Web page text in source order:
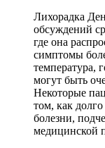
Лихорадка
обсуждений
где она
симптомы
температура,
могут быть
Некоторые
том, как
болезни,
медицинской